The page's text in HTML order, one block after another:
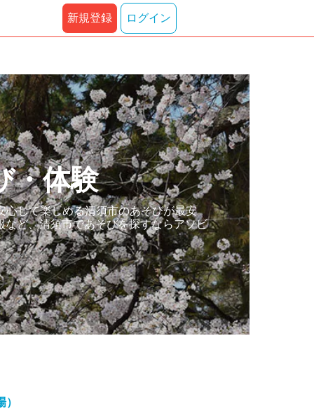
新規登録 ログイン
・体験
して楽しめる清須市のあそびが最安
ど、清須市であそびを探すならアソビ